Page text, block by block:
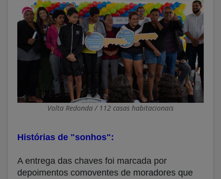
Volta Redonda / 112 casas habitacionais
Histórias de "sonhos":
A entrega das chaves foi marcada por
depoimentos comoventes de moradores que